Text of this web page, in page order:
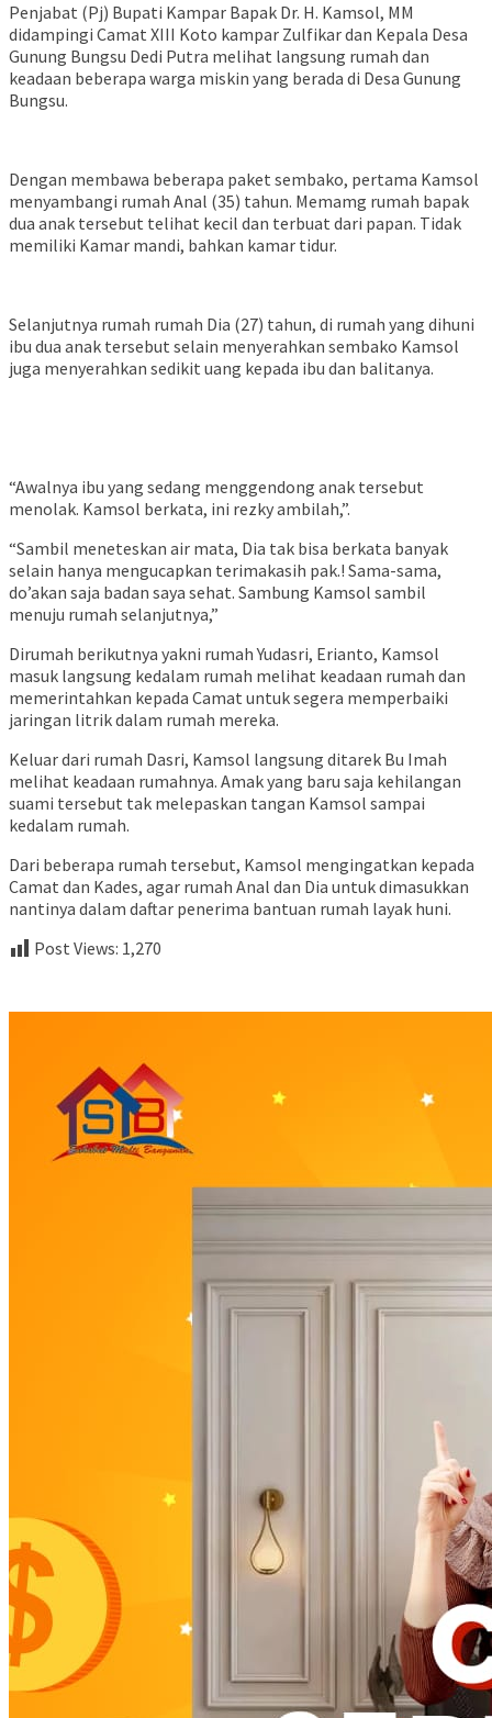
Penjabat (Pj) Bupati Kampar Bapak Dr. H. Kamsol, MM
didampingi Camat XIII Koto kampar Zulfikar dan Kepala Desa
Gunung Bungsu Dedi Putra melihat langsung rumah dan
keadaan beberapa warga miskin yang berada di Desa Gunung
Bungsu.
Dengan membawa beberapa paket sembako, pertama Kamsol
menyambangi rumah Anal (35) tahun. Memamg rumah bapak
dua anak tersebut telihat kecil dan terbuat dari papan. Tidak
memiliki Kamar mandi, bahkan kamar tidur.
Selanjutnya rumah rumah Dia (27) tahun, di rumah yang dihuni
ibu dua anak tersebut selain menyerahkan sembako Kamsol
juga menyerahkan sedikit uang kepada ibu dan balitanya.
“Awalnya ibu yang sedang menggendong anak tersebut
menolak. Kamsol berkata, ini rezky ambilah,”.
“Sambil meneteskan air mata, Dia tak bisa berkata banyak
selain hanya mengucapkan terimakasih pak.! Sama-sama,
do’akan saja badan saya sehat. Sambung Kamsol sambil
menuju rumah selanjutnya,”
Dirumah berikutnya yakni rumah Yudasri, Erianto, Kamsol
masuk langsung kedalam rumah melihat keadaan rumah dan
memerintahkan kepada Camat untuk segera memperbaiki
jaringan litrik dalam rumah mereka.
Keluar dari rumah Dasri, Kamsol langsung ditarek Bu Imah
melihat keadaan rumahnya. Amak yang baru saja kehilangan
suami tersebut tak melepaskan tangan Kamsol sampai
kedalam rumah.
Dari beberapa rumah tersebut, Kamsol mengingatkan kepada
Camat dan Kades, agar rumah Anal dan Dia untuk dimasukkan
nantinya dalam daftar penerima bantuan rumah layak huni.
Post Views: 1,270